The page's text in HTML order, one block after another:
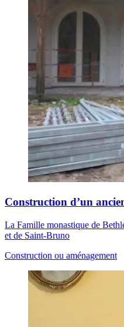
Construction d’un
La Famille monastique de
et de Saint-Bruno
Construction ou aménagement